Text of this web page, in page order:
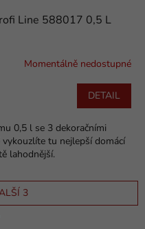
Line 588017 0,5 L
Momentálně nedostupné
DETAIL
0,5 l se 3 dekoračními
tu nejlepší domácí
lahodnější.
3